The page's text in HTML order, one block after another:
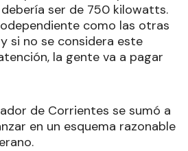
ser de 750 kilowatts.
como las otras
si no se considera este
la gente va a pagar
de Corrientes se sumó a
en un esquema razonable